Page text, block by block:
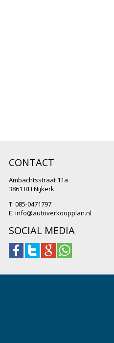
CONTACT
Ambachtsstraat 11a
3861 RH Nijkerk
T: 085-0471797
E: info@autoverkoopplan.nl
SOCIAL MEDIA